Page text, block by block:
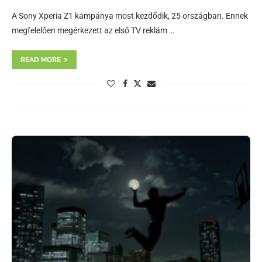
A Sony Xperia Z1 kampánya most kezdődik, 25 országban. Ennek
megfelelően megérkezett az első TV reklám …
READ MORE